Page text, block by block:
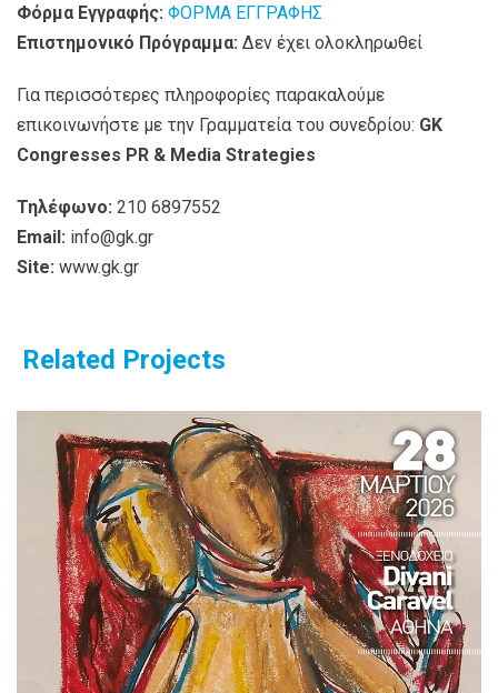
Φόρμα Εγγραφής: ΦΟΡΜΑ ΕΓΓΡΑΦΗΣ
Επιστημονικό Πρόγραμμα: Δεν έχει ολοκληρωθεί
Για περισσότερες πληροφορίες παρακαλούμε
επικοινωνήστε με την Γραμματεία του συνεδρίου: GK
Congresses PR & Media Strategies
Τηλέφωνο: 210 6897552
Email: info@gk.gr
Site: www.gk.gr
Related Projects